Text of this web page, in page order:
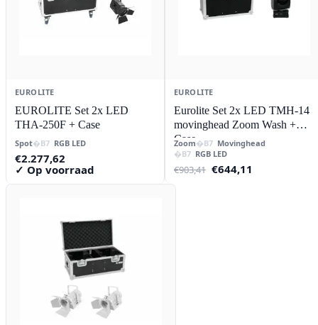
EUROLITE
EUROLITE Set 2x LED
THA-250F + Case
Spot RGB LED
€2.277,62
✓ Op voorraad
EUROLITE
Eurolite Set 2x LED TMH-14
movinghead Zoom Wash +
Case
Zoom
Movinghead
RGB LED
€903,41 Oorspronkelijke
€644,11